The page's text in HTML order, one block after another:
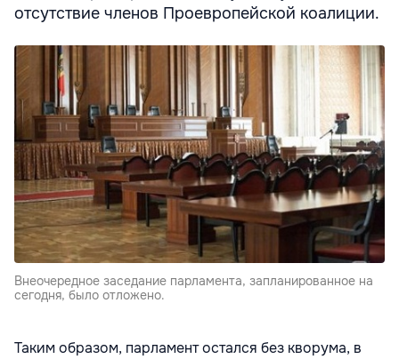
отсутствие членов Проевропейской коалиции.
Внеочередное заседание парламента, запланированное на
сегодня, было отложено.
Таким образом, парламент остался без кворума, в